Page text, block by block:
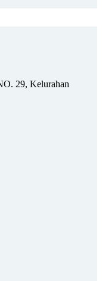
29, Kelurahan